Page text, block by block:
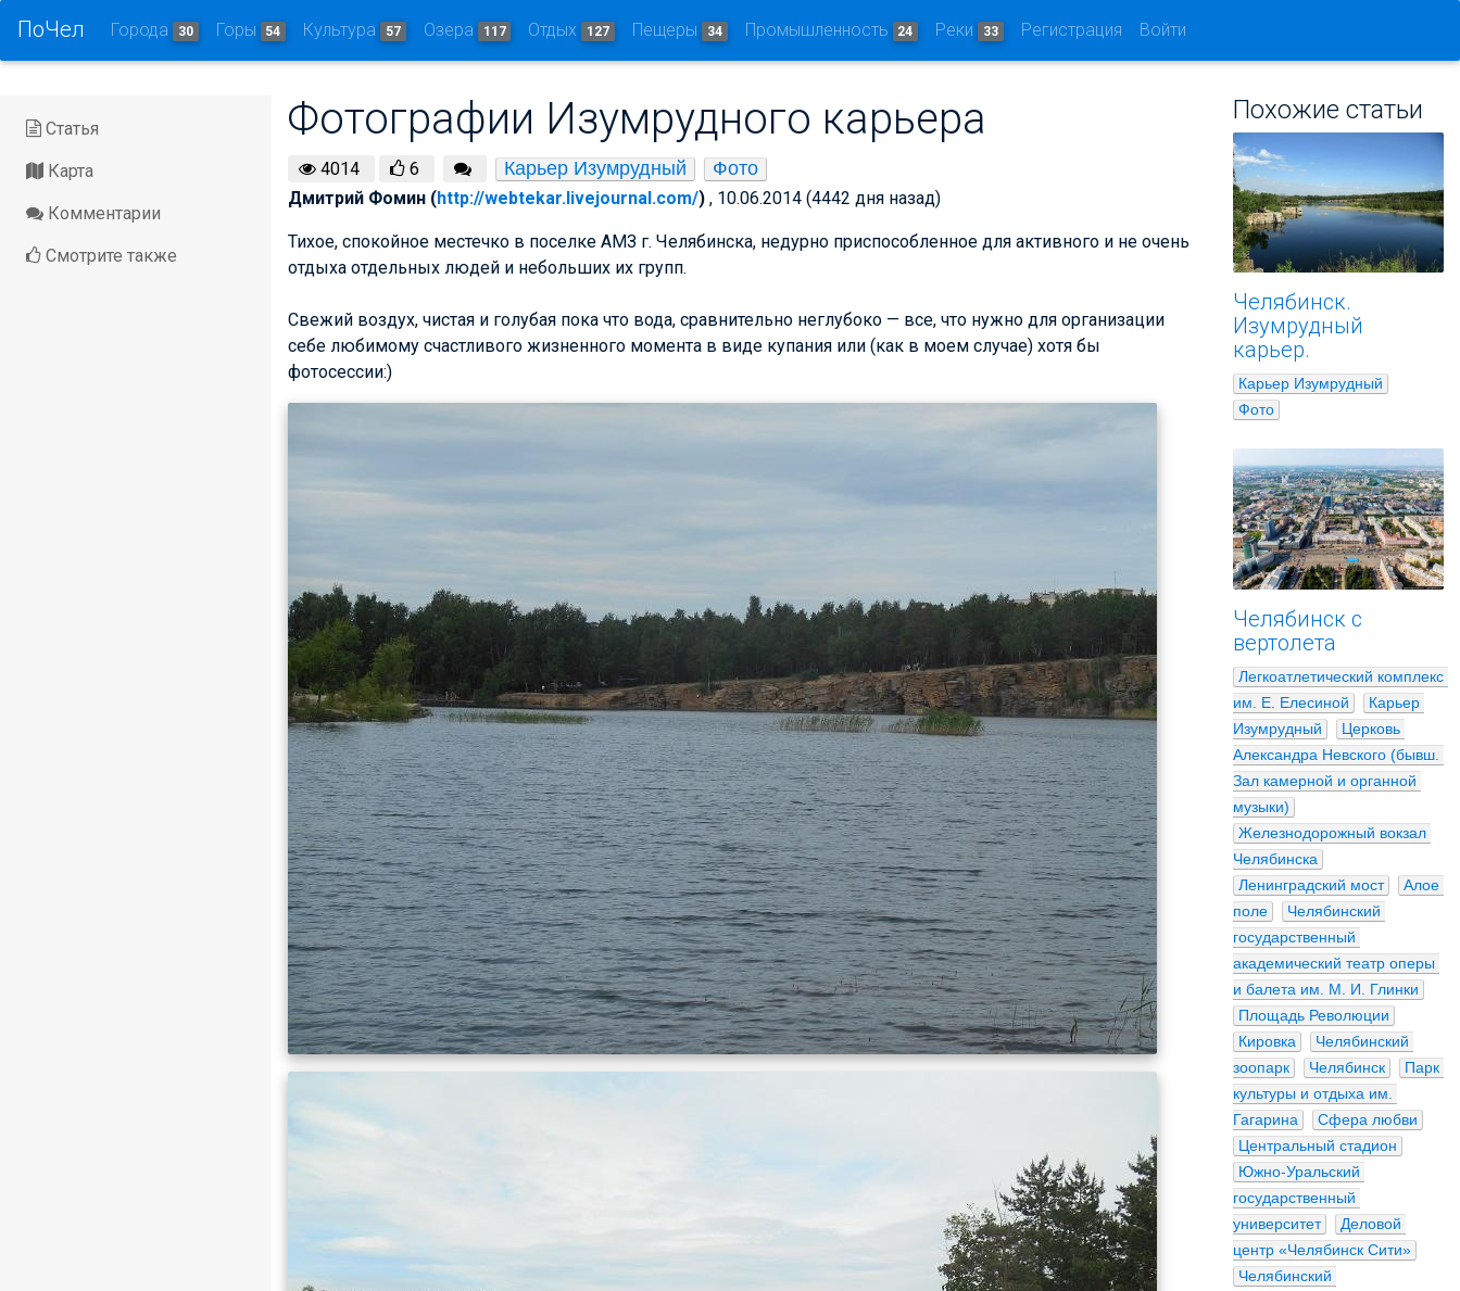
ПоЧел Города 30 Горы 54 Культура 57 Озера 117 Отдых 127 Пещеры 34 Промышленность 24 Реки 33 Регистрация Войти
Статья
Карта
Комментарии
Смотрите также
Фотографии Изумрудного карьера
4014 6 Карьер Изумрудный Фото
Дмитрий Фомин (http://webtekar.livejournal.com/) , 10.06.2014 (4442 дня назад)
Тихое, спокойное местечко в поселке АМЗ г. Челябинска, недурно приспособленное для активного и не очень
отдыха отдельных людей и небольших их групп.
Свежий воздух, чистая и голубая пока что вода, сравнительно неглубоко — все, что нужно для организации
себе любимому счастливого жизненного момента в виде купания или (как в моем случае) хотя бы
фотосессии:)
Похожие статьи
Челябинск.
Изумрудный
карьер.
Карьер Изумрудный
Фото
Челябинск с
вертолета
Легкоатлетический комплекс
им. Е. Елесиной
Карьер
Изумрудный
Церковь
Александра Невского (бывш.
Зал камерной и органной
музыки)
Железнодорожный вокзал
Челябинска
Ленинградский мост
Алое
поле
Челябинский
государственный
академический театр оперы
и балета им. М. И. Глинки
Площадь Революции
Кировка
Челябинский
зоопарк
Челябинск
Парк
культуры и отдыха им.
Гагарина
Сфера любви
Центральный стадион
Южно-Уральский
государственный
университет
Деловой
центр «Челябинск Сити»
Челябинский